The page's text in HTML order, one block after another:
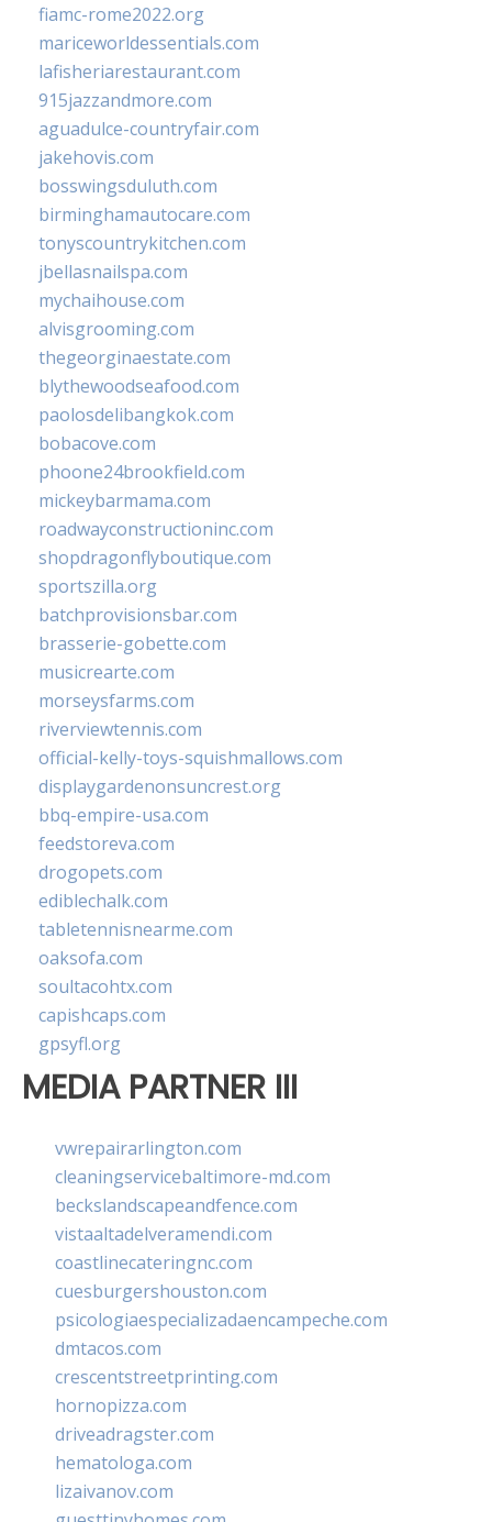
fiamc-rome2022.org
mariceworldessentials.com
lafisheriarestaurant.com
915jazzandmore.com
aguadulce-countryfair.com
jakehovis.com
bosswingsduluth.com
birminghamautocare.com
tonyscountrykitchen.com
jbellasnailspa.com
mychaihouse.com
alvisgrooming.com
thegeorginaestate.com
blythewoodseafood.com
paolosdelibangkok.com
bobacove.com
phoone24brookfield.com
mickeybarmama.com
roadwayconstructioninc.com
shopdragonflyboutique.com
sportszilla.org
batchprovisionsbar.com
brasserie-gobette.com
musicrearte.com
morseysfarms.com
riverviewtennis.com
official-kelly-toys-squishmallows.com
displaygardenonsuncrest.org
bbq-empire-usa.com
feedstoreva.com
drogopets.com
ediblechalk.com
tabletennisnearme.com
oaksofa.com
soultacohtx.com
capishcaps.com
gpsyfl.org
MEDIA PARTNER III
vwrepairarlington.com
cleaningservicebaltimore-md.com
beckslandscapeandfence.com
vistaaltadelveramendi.com
coastlinecateringnc.com
cuesburgershouston.com
psicologiaespecializadaencampeche.com
dmtacos.com
crescentstreetprinting.com
hornopizza.com
driveadragster.com
hematologa.com
lizaivanov.com